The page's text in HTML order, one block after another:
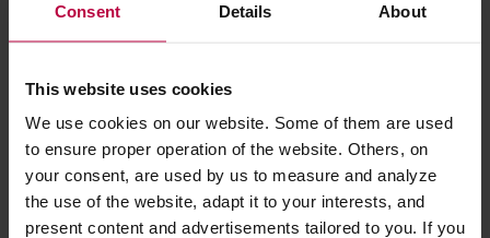
Consent Details About
This website uses cookies
We use cookies on our website. Some of them are used
to ensure proper operation of the website. Others, on
your consent, are used by us to measure and analyze
the use of the website, adapt it to your interests, and
present content and advertisements tailored to you. If you
przepływając przez zmielone ziarna. Pyszne i
aromatyczne espresso jest gotowe!
Długość (mm): 160
Szerokość (mm): 105
CECHY